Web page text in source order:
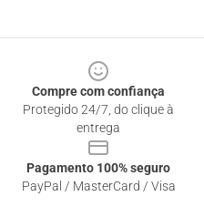
Compre com confiança
Protegido 24/7, do clique à
entrega
Pagamento 100% seguro
PayPal / MasterCard / Visa